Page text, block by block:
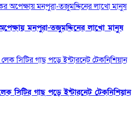
মনপুরা-তজুমদ্দিনের লাখো মানুষ
সিটির গাছ পড়ে ইন্টারনেট টেকনিশিয়ান